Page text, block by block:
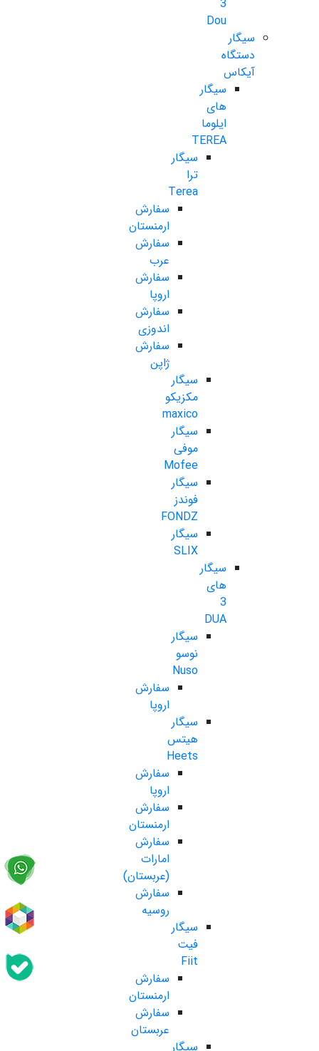
3
Dou
سیگار
دستگاه
آیکاس
سیگار
های
ایلوما
TEREA
سیگار
ترا
Terea
سفارش
ارمنستان
سفارش
عرب
سفارش
اروپا
سفارش
اندوزی
سفارش
ژاپن
سیگار
مکزیکو
maxico
سیگار
موفی
Mofee
سیگار
فوندز
FONDZ
سیگار
SLIX
سیگار
های
3
DUA
سیگار
نوسو
Nuso
سفارش
اروپا
سیگار
هیتس
Heets
سفارش
اروپا
سفارش
ارمنستان
سفارش
امارات
(عربستان)
سفارش
روسیه
سیگار
فیت
Fiit
سفارش
ارمنستان
سفارش
عربستان
سیگار